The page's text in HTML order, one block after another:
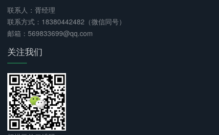
联系人：胥经理
联系方式：18380442482（微信同号）
邮箱：569833699@qq.com
关注我们